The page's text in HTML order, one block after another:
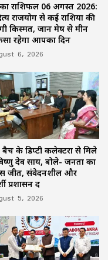
राशिफल 06 अगस्त 2026:
राजयोग से कई राशियों की
किस्मत, जानें मेष से मीन
रहेगा आपका दिन
6, 2026
बैच के डिप्टी कलेक्टरों से मिले
देव साय, बोले- जनता का
जीतें, संवेदनशील और
प्रशासन दें
5, 2026